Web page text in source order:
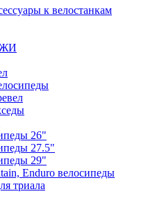
к велостанкам
26"
27.5"
29"
Enduro велосипеды
триала